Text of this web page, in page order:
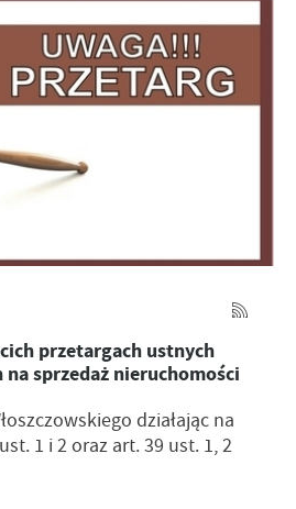
przetargach ustnych
sprzedaż nieruchomości
działając na
1 i 2 oraz art. 39 ust. 1, 2